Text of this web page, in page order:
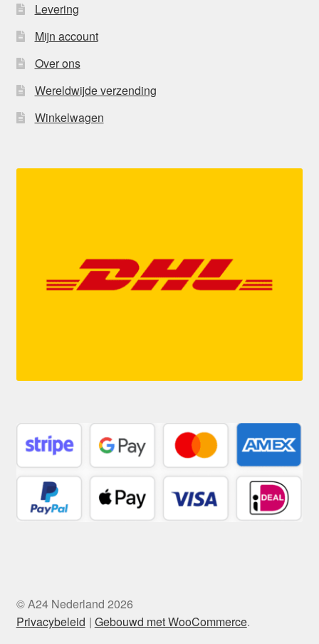
Levering
Mijn account
Over ons
Wereldwijde verzending
Winkelwagen
© A24 Nederland 2026
Privacybeleid
Gebouwd met WooCommerce.